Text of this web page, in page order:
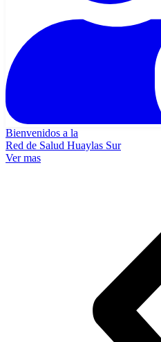
Bienvenidos a la
Red de Salud Huaylas Sur
Ver mas